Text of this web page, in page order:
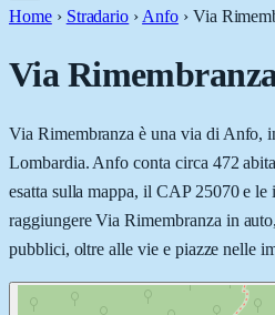
Home › Stradario › Anfo › Via
Via
Via Rimembranza è una via di Anfo,
Lombardia. Anfo conta circa 472
esatta sulla mappa, il CAP 25070 e
raggiungere Via Rimembranza in
pubblici, oltre alle vie e piazze nelle